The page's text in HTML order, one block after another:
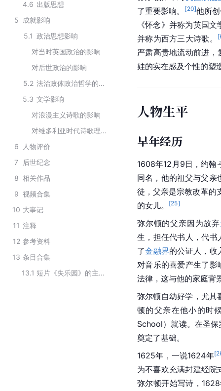
4.6 出版思想
5
成就影响
5.1 政治思想影响
对当时英国政治的影响
对后世政治的影响
5.2
法治政体政治哲学的影响
5.3 文学影响
对浪漫主义诗歌的影响
对维多利亚时代诗歌理论的影响
6
人物评价
7
后世纪念
8 相关作品
9 视频合集
10 大事记
11 注释
12 参考资料
13 条目合集
13.1
短片《失乐园》的主要演职人员
了重要影响。
[20]他所
《怀念》并称为英国文
并称为西方三大诗歌。
[
严肃高贵地流动前进
娃的实在感及个性的塑
人物生平
早年经历
1608年12月9日，约翰
同名，他的祖父与父亲
徒，父亲是宗教改革的
的女儿。
[25]
弥尔顿的父亲因为放弃
生，担任代书人，代书
了金融界的公证人，收
对音乐的喜爱产生了影
法律，这与他的家庭背
弥尔顿自幼好学，尤其
顿的父亲在他小的时
School）就读。在圣保
奠定了基础。
1625年，一说1624年[
为不喜欢充满封建经
弥尔顿开始写诗，